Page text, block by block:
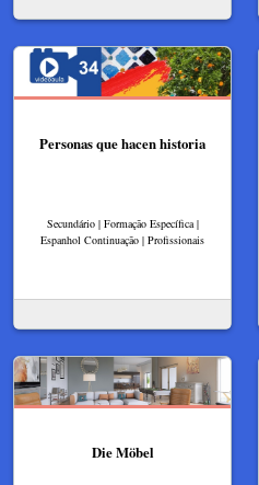
Personas que hacen historia
Secundário | Formação Específica |
Espanhol Continuação | Profissionais
Die Möbel